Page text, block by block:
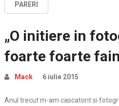
PARERI
„O initiere in
foarte foarte fain
Mack 6 iulie 2015
Anul trecut m-am cascatorit si